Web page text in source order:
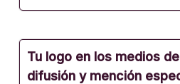
Tu logo en los medios de
difusión y mención